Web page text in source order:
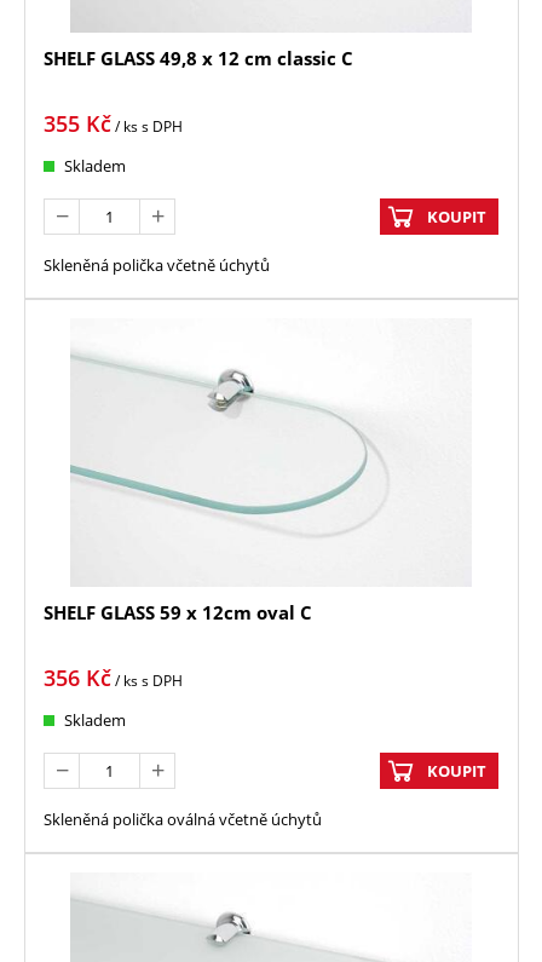
SHELF GLASS 49,8 x 12 cm classic C
355 Kč/ kss DPH
Skladem
KOUPIT
Skleněná polička včetně úchytů
SHELF GLASS 59 x 12cm oval C
356 Kč/ kss DPH
Skladem
KOUPIT
Skleněná polička oválná včetně úchytů